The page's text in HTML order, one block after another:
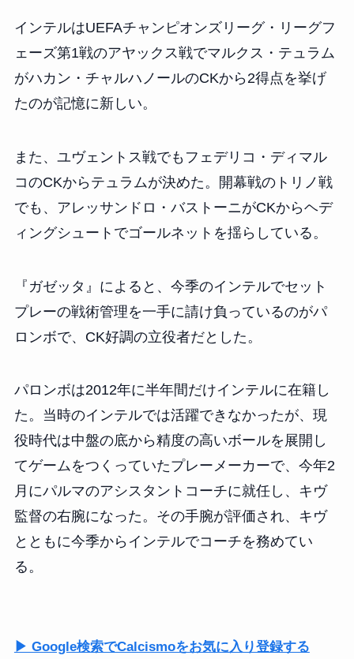
インテルはUEFAチャンピオンズリーグ・リーグフ
ェーズ第1戦のアヤックス戦でマルクス・テュラム
がハカン・チャルハノールのCKから2得点を挙げ
たのが記憶に新しい。
また、ユヴェントス戦でもフェデリコ・ディマル
コのCKからテュラムが決めた。開幕戦のトリノ戦
でも、アレッサンドロ・バストーニがCKからヘデ
ィングシュートでゴールネットを揺らしている。
『ガゼッタ』によると、今季のインテルでセット
プレーの戦術管理を一手に請け負っているのがパ
ロンボで、CK好調の立役者だとした。
パロンボは2012年に半年間だけインテルに在籍し
た。当時のインテルでは活躍できなかったが、現
役時代は中盤の底から精度の高いボールを展開し
てゲームをつくっていたプレーメーカーで、今年2
月にパルマのアシスタントコーチに就任し、キヴ
監督の右腕になった。その手腕が評価され、キヴ
とともに今季からインテルでコーチを務めてい
る。
▶ Google検索でCalcismoをお気に入り登録する